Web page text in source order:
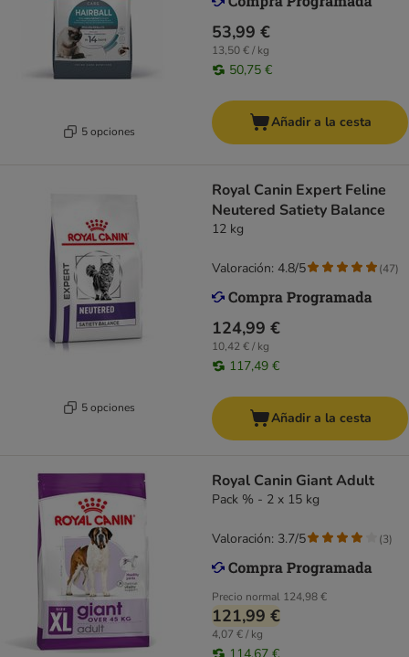
5 opciones
53,99 €
13,50 € / kg
50,75 €
Añadir a la cesta
5 opciones
Royal Canin Expert Feline
Neutered Satiety Balance
12 kg
124,99 €
10,42 € / kg
117,49 €
Valoración: 4.8/5 (47)
Añadir a la cesta
Royal Canin Giant Adult
Pack % - 2 x 15 kg
Precio normal 124,98 €
121,99 €
4,07 € / kg
Valoración: 3.7/5 (3)